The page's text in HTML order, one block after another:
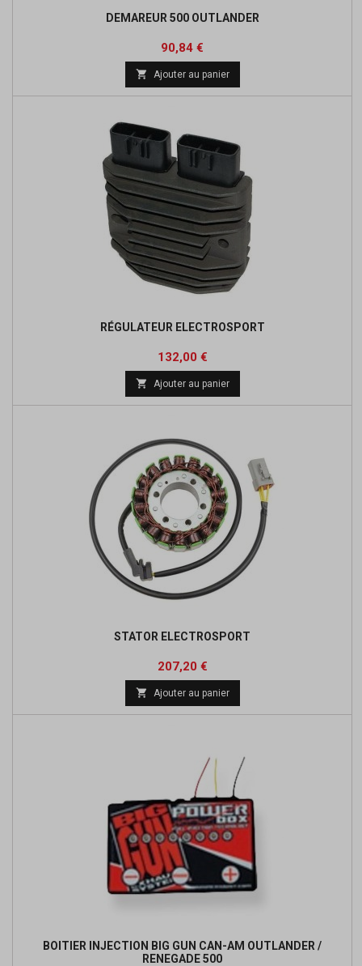
DEMAREUR 500 OUTLANDER
Prix
90,84 €
base
 Ajouter au panier
RÉGULATEUR ELECTROSPORT
Prix
132,00 €Prix
de
base
 Ajouter au panier
STATOR ELECTROSPORT
Prix
207,20 €Prix
de
base
 Ajouter au panier
BOITIER INJECTION BIG GUN CAN-AM OUTLANDER /
RENEGADE 500